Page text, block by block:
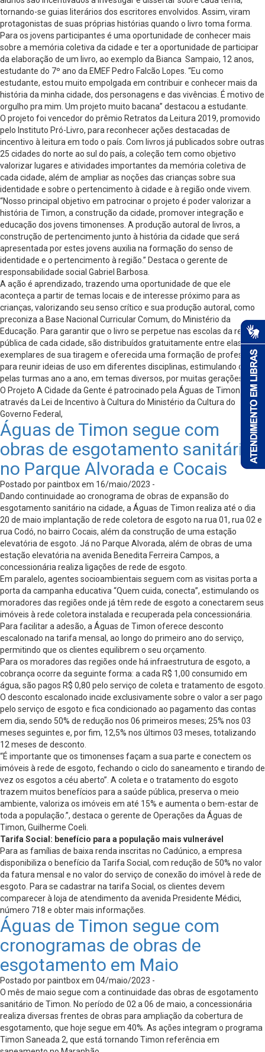
tornando-se guias literários dos escritores envolvidos. Assim, viram
protagonistas de suas próprias histórias quando o livro toma forma.
Para os jovens participantes é uma oportunidade de conhecer mais
sobre a memória coletiva da cidade e ter a oportunidade de participar
da elaboração de um livro, ao exemplo da Bianca Sampaio, 12 anos,
estudante do 7º ano da EMEF Pedro Falcão Lopes. “Eu como
estudante, estou muito empolgada em contribuir e conhecer mais da
história da minha cidade, dos personagens e das vivências. É motivo de
orgulho pra mim. Um projeto muito bacana” destacou a estudante.
O projeto foi vencedor do prêmio Retratos da Leitura 2019, promovido
pelo Instituto Pró-Livro, para reconhecer ações destacadas de
incentivo à leitura em todo o país. Com livros já publicados sobre outras
25 cidades do norte ao sul do país, a coleção tem como objetivo
valorizar lugares e atividades importantes da memória coletiva de
cada cidade, além de ampliar as noções das crianças sobre sua
identidade e sobre o pertencimento à cidade e à região onde vivem.
“Nosso principal objetivo em patrocinar o projeto é poder valorizar a
história de Timon, a construção da cidade, promover integração e
educação dos jovens timonenses. A produção autoral de livros, a
construção de pertencimento junto à história da cidade que será
apresentada por estes jovens auxilia na formação do senso de
identidade e o pertencimento à região.” Destaca o gerente de
responsabilidade social Gabriel Barbosa.
A ação é aprendizado, trazendo uma oportunidade de que ele
aconteça a partir de temas locais e de interesse próximo para as
crianças, valorizando seu senso crítico e sua produção autoral, como
preconiza a Base Nacional Curricular Comum, do Ministério da
Educação. Para garantir que o livro se perpetue nas escolas da rede
pública de cada cidade, são distribuídos gratuitamente entre elas 2.600
exemplares de sua tiragem e oferecida uma formação de professores
para reunir ideias de uso em diferentes disciplinas, estimulando o uso
pelas turmas ano a ano, em temas diversos, por muitas gerações.
O Projeto A Cidade da Gente é patrocinado pela Águas de Timon,
através da Lei de Incentivo à Cultura do Ministério da Cultura do
Governo Federal,
Águas de Timon segue com
obras de esgotamento sanitário
no Parque Alvorada e Cocais
Postado por paintbox em 16/maio/2023 -
Dando continuidade ao cronograma de obras de expansão do
esgotamento sanitário na cidade, a Águas de Timon realiza até o dia
20 de maio implantação de rede coletora de esgoto na rua 01, rua 02 e
rua Codó, no bairro Cocais, além da construção de uma estação
elevatória de esgoto. Já no Parque Alvorada, além de obras de uma
estação elevatória na avenida Benedita Ferreira Campos, a
concessionária realiza ligações de rede de esgoto.
Em paralelo, agentes socioambientais seguem com as visitas porta a
porta da campanha educativa “Quem cuida, conecta”, estimulando os
moradores das regiões onde já têm rede de esgoto a conectarem seus
imóveis à rede coletora instalada e recuperada pela concessionária.
Para facilitar a adesão, a Águas de Timon oferece desconto
escalonado na tarifa mensal, ao longo do primeiro ano do serviço,
permitindo que os clientes equilibrem o seu orçamento.
Para os moradores das regiões onde há infraestrutura de esgoto, a
cobrança ocorre da seguinte forma: a cada R$ 1,00 consumido em
água, são pagos R$ 0,80 pelo serviço de coleta e tratamento de esgoto.
O desconto escalonado incide exclusivamente sobre o valor a ser pago
pelo serviço de esgoto e fica condicionado ao pagamento das contas
em dia, sendo 50% de redução nos 06 primeiros meses; 25% nos 03
meses seguintes e, por fim, 12,5% nos últimos 03 meses, totalizando
12 meses de desconto.
“É importante que os timonenses façam a sua parte e conectem os
imóveis à rede de esgoto, fechando o ciclo do saneamento e tirando de
vez os esgotos a céu aberto”. A coleta e o tratamento do esgoto
trazem muitos benefícios para a saúde pública, preserva o meio
ambiente, valoriza os imóveis em até 15% e aumenta o bem-estar de
toda a população.”, destaca o gerente de Operações da Águas de
Timon, Guilherme Coeli.
Tarifa Social: benefício para a população mais vulnerável
Para as famílias de baixa renda inscritas no Cadúnico, a empresa
disponibiliza o benefício da Tarifa Social, com redução de 50% no valor
da fatura mensal e no valor do serviço de conexão do imóvel à rede de
esgoto. Para se cadastrar na tarifa Social, os clientes devem
comparecer à loja de atendimento da avenida Presidente Médici,
número 718 e obter mais informações.
Águas de Timon segue com
cronogramas de obras de
esgotamento em Maio
Postado por paintbox em 04/maio/2023 -
O mês de maio segue com a continuidade das obras de esgotamento
sanitário de Timon. No período de 02 a 06 de maio, a concessionária
realiza diversas frentes de obras para ampliação da cobertura de
esgotamento, que hoje segue em 40%. As ações integram o programa
Timon Saneada 2, que está tornando Timon referência em